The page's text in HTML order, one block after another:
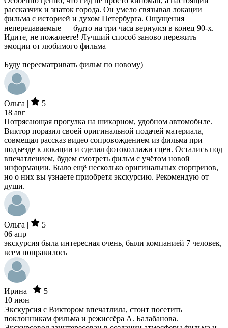
рассказчик и знаток города. Он умело связывал локации
фильма с историей и духом Петербурга. Ощущения
непередаваемые — будто на три часа вернулся в конец 90-х.
Идите, не пожалеете! Лучший способ заново пережить
эмоции от любимого фильма
Буду пересматривать фильм по новому)
Ольга |
5
18 авг
Потрясающая прогулка на шикарном, удобном автомобиле.
Виктор поразил своей оригинальной подачей материала,
совмещал рассказ видео сопровождением из фильма при
подъезде к локации и сделал фотоколлажи сцен. Остались под
впечатлением, будем смотреть фильм с учётом новой
информации. Было ещё несколько оригинальных сюрпризов,
но о них вы узнаете приобретя экскурсию. Рекомендую от
души.
Ольга |
5
06 апр
экскурсия была интересная очень, были компанией 7 человек,
всем понравилось
Ирина |
5
10 июн
Экскурсия с Виктором впечатлила, стоит посетить
поклонникам фильма и режиссёра А. Балабанова.